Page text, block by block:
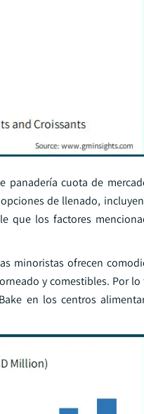
panadería cuota de
de llenado,
que los factores
minoristas ofrecen
y comestibles. Por lo
en los centros